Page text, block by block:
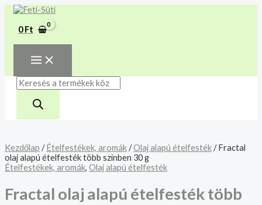
Skip
content
0Ft
MAIN
MENU
Products
search
Kezdőlap /Ételfestékek, aromák/Olaj alapú ételfesték/ Fractal
olaj alapú ételfesték több színben 30 g
Ételfestékek, aromák, Olaj alapú ételfesték
Fractal olaj alapú ételfesték több
Fractal
olaj
alapú
ételfesték
több
színben
mennyiség
A mélyhűtött termékeket
csakis saját felelősségre
adjuk át futárszolgálatnak,
tekintettel a feloldási időre.